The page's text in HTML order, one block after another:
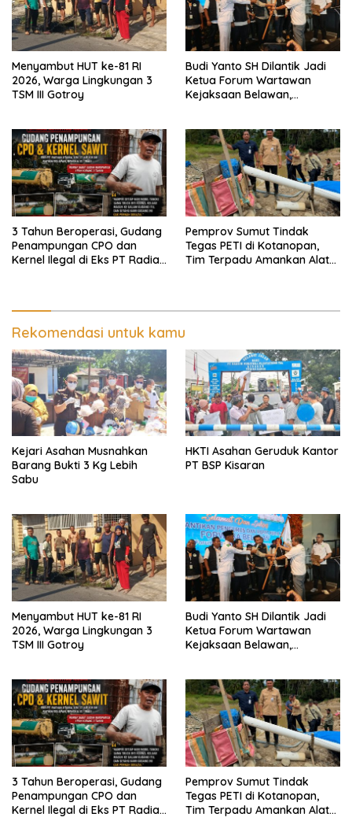
Menyambut HUT ke-81 RI
2026, Warga Lingkungan 3
TSM III Gotroy
Budi Yanto SH Dilantik Jadi
Ketua Forum Wartawan
Kejaksaan Belawan,
Pendampingan Hukum dan
Ekomoni Semua Anggota
3 Tahun Beroperasi, Gudang
Penampungan CPO dan
Kernel Ilegal di Eks PT Radian
Pemprov Sumut Tindak
Tegas PETI di Kotanopan,
Tim Terpadu Amankan Alat
Rekomendasi untuk kamu
Kejari Asahan Musnahkan
Barang Bukti 3 Kg Lebih
Sabu
HKTI Asahan Geruduk Kantor
PT BSP Kisaran
Menyambut HUT ke-81 RI
2026, Warga Lingkungan 3
TSM III Gotroy
Budi Yanto SH Dilantik Jadi
Ketua Forum Wartawan
Kejaksaan Belawan,
Pendampingan Hukum dan
Ekomoni Semua Anggota
3 Tahun Beroperasi, Gudang
Penampungan CPO dan
Kernel Ilegal di Eks PT Radian
Pemprov Sumut Tindak
Tegas PETI di Kotanopan,
Tim Terpadu Amankan Alat